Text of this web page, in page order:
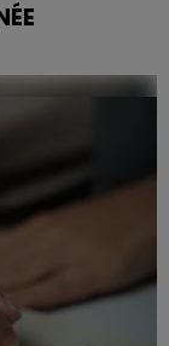
neurologie de
découvrir le